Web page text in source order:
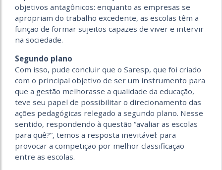
objetivos antagônicos: enquanto as empresas se
apropriam do trabalho excedente, as escolas têm a
função de formar sujeitos capazes de viver e intervir
na sociedade.
Segundo plano
Com isso, pude concluir que o Saresp, que foi criado
com o principal objetivo de ser um instrumento para
que a gestão melhorasse a qualidade da educação,
teve seu papel de possibilitar o direcionamento das
ações pedagógicas relegado a segundo plano. Nesse
sentido, respondendo à questão “avaliar as escolas
para quê?”, temos a resposta inevitável: para
provocar a competição por melhor classificação
entre as escolas.